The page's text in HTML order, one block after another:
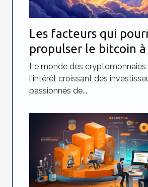
Les facteurs qui
propulser le bitcoin à
million de dollars
Le monde des cryptomonnaies
l'intérêt croissant des
passionnés de...